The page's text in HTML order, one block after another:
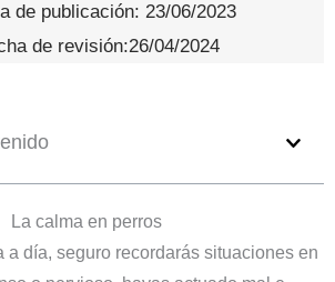
de publicación: 23/06/2023
de revisión:26/04/2024
La calma en perros
a día, seguro recordarás situaciones en